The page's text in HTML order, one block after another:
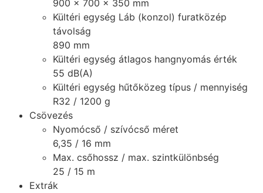
900 x 700 x 350 mm
Kültéri egység Láb (konzol) furatközép
távolság
890 mm
Kültéri egység átlagos hangnyomás érték
55 dB(A)
Kültéri egység hűtőközeg típus / mennyiség
R32 / 1200 g
Csövezés
Nyomócső / szívócső méret
6,35 / 16 mm
Max. csőhossz / max. szintkülönbség
25 / 15 m
Extrák